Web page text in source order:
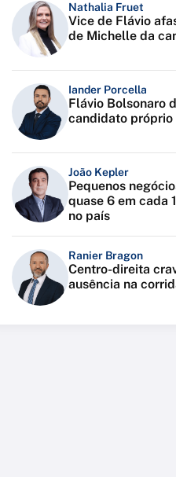
Nathalia Fruet
Vice de Flávio
de Michelle da
Iander Porcella
Flávio Bolsonaro
candidato próprio
João Kepler
Pequenos
quase 6 em cada
no país
Ranier Bragon
Centro-direita
ausência na